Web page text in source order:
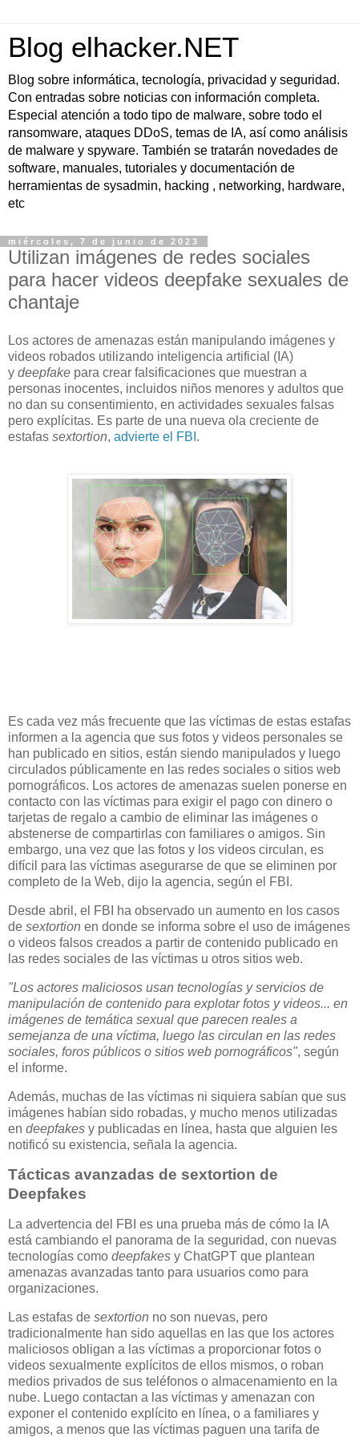
Blog elhacker.NET
Blog sobre informática, tecnología, privacidad y seguridad.
Con entradas sobre noticias con información completa.
Especial atención a todo tipo de malware, sobre todo el
ransomware, ataques DDoS, temas de IA, así como análisis
de malware y spyware. También se tratarán novedades de
software, manuales, tutoriales y documentación de
herramientas de sysadmin, hacking , networking, hardware,
etc
miércoles, 7 de junio de 2023
Utilizan imágenes de redes sociales
para hacer videos deepfake sexuales de
chantaje
Los actores de amenazas están manipulando imágenes y
videos robados utilizando inteligencia artificial (IA)
y deepfake para crear falsificaciones que muestran a
personas inocentes, incluidos niños menores y adultos que
no dan su consentimiento, en actividades sexuales falsas
pero explícitas. Es parte de una nueva ola creciente de
estafas sextortion, advierte el FBI .
Es cada vez más frecuente que las víctimas de estas estafas
informen a la agencia que sus fotos y videos personales se
han publicado en sitios, están siendo manipulados y luego
circulados públicamente en las redes sociales o sitios web
pornográficos. Los actores de amenazas suelen ponerse en
contacto con las víctimas para exigir el pago con dinero o
tarjetas de regalo a cambio de eliminar las imágenes o
abstenerse de compartirlas con familiares o amigos. Sin
embargo, una vez que las fotos y los videos circulan, es
difícil para las víctimas asegurarse de que se eliminen por
completo de la Web, dijo la agencia, según el FBI.
Desde abril, el FBI ha observado un aumento en los casos
de sextortion en donde se informa sobre el uso de imágenes
o videos falsos creados a partir de contenido publicado en
las redes sociales de las víctimas u otros sitios web.
"Los actores maliciosos usan tecnologías y servicios de
manipulación de contenido para explotar fotos y videos... en
imágenes de temática sexual que parecen reales a
semejanza de una víctima, luego las circulan en las redes
sociales, foros públicos o sitios web pornográficos", según
el informe.
Además, muchas de las víctimas ni siquiera sabían que sus
imágenes habían sido robadas, y mucho menos utilizadas
en deepfakes y publicadas en línea, hasta que alguien les
notificó su existencia, señala la agencia.
Tácticas avanzadas de sextortion de
Deepfakes
La advertencia del FBI es una prueba más de cómo la IA
está cambiando el panorama de la seguridad, con nuevas
tecnologías como deepfakes y ChatGPT que plantean
amenazas avanzadas tanto para usuarios como para
organizaciones.
Las estafas de sextortion no son nuevas, pero
tradicionalmente han sido aquellas en las que los actores
maliciosos obligan a las víctimas a proporcionar fotos o
videos sexualmente explícitos de ellos mismos, o roban
medios privados de sus teléfonos o almacenamiento en la
nube. Luego contactan a las víctimas y amenazan con
exponer el contenido explícito en línea, o a familiares y
amigos, a menos que las víctimas paguen una tarifa de